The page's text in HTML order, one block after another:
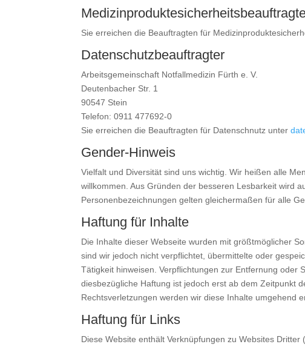
Sie erreichen die Beauftragten für
Datenschutzbeauftragter
Arbeitsgemeinschaft Notfallmedizin Fürth e. V.
Deutenbacher Str. 1
90547 Stein
Telefon: 0911 477692-0
Sie erreichen die Beauftragten für Datenschnutz unter
Gender-Hinweis
Vielfalt und Diversität sind uns wichtig. Wir heißen alle
willkommen. Aus Gründen der besseren Lesbarkeit wird
Personenbezeichnungen gelten gleichermaßen für alle
Haftung für Inhalte
Die Inhalte dieser Webseite wurden mit größtmöglicher
sind wir jedoch nicht verpflichtet, übermittelte oder
Tätigkeit hinweisen. Verpflichtungen zur Entfernung
diesbezügliche Haftung ist jedoch erst ab dem Zeitpunkt
Rechtsverletzungen werden wir diese Inhalte umgehend
Haftung für Links
Diese Website enthält Verknüpfungen zu Websites